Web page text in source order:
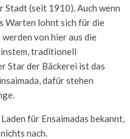
Stadt (seit 1910). Auch wenn
Warten lohnt sich für die
von hier aus die
traditionell
Star der Bäckerei ist das
dafür stehen
für Ensaimadas bekannt,
nach.